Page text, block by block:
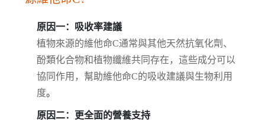
原因一：吸收率建議
植物來源的維他命C通常與其他天然抗氧化劑、
酚類化合物和植物纖維共同存在，這些成分可以
協同作用，幫助維他命C的吸收建議與生物利用
度。
原因二：更全面的營養支持